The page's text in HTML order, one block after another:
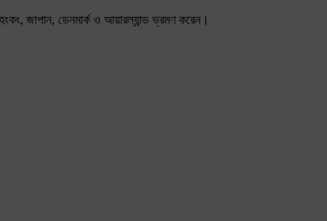
হংকং, জাপান, ডেনমার্ক ও আয়ারল্যান্ড ভ্রমণ করেন।